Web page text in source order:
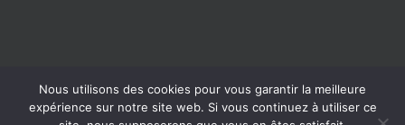
© Copyright 2026 - All Rights Reserved |Mentions
légales| Powered byDigital Bath Agence webmarketing
Nous utilisons des cookies pour vous garantir la meilleure
expérience sur notre site web. Si vous continuez à utiliser ce